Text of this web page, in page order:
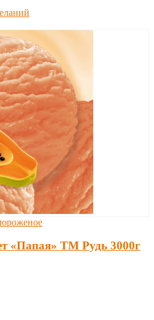
«Папая» ТМ Рудь 3000г